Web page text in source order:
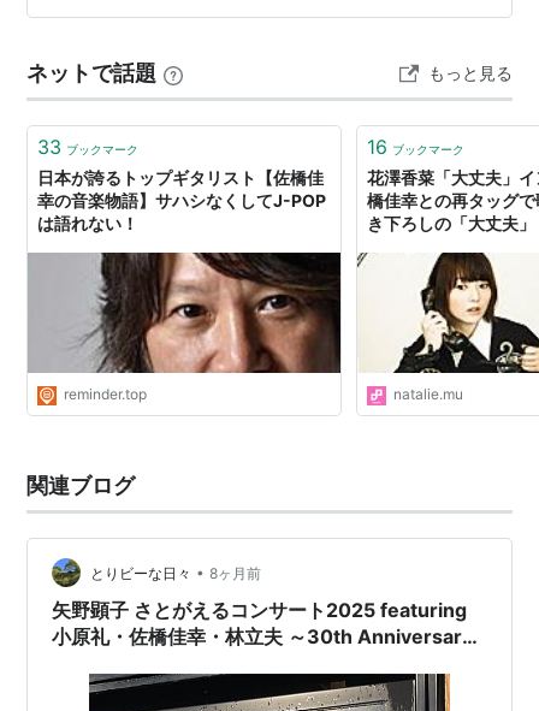
10分遅れでスタートし、メン…
ネットで話題 もっと見る
33 ブックマーク
日本が誇るトップギタリスト【佐橋佳
幸の音楽物語】サハシなくしてJ-POP
は語れない！
reminder.top
16 ブックマーク
花澤香菜「大丈夫」
橋佳幸との再タッグ
き下ろしの「大丈夫
natalie.mu
関連ブログ
とりビーな日々 • 8ヶ月前
矢野顕子 さとがえるコンサート2025 featuring
小原礼・佐橋佳幸・林立夫 ～30th Anniversary